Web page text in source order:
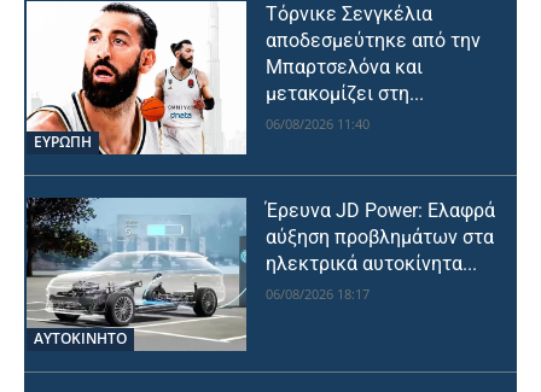
ΕΥΡΩΠΗ
Τόρνικε Σενγκέλια
αποδεσμεύτηκε από την
Μπαρτσελόνα και
μετακομίζει στη...
06/08/2026 11:40
ΑΥΤΟΚΙΝΗΤΟ
Έρευνα JD Power: Ελαφρά
αύξηση προβλημάτων στα
ηλεκτρικά αυτοκίνητα...
06/08/2026 18:17